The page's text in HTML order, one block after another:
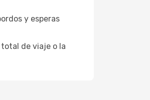
y esperas
de viaje o la